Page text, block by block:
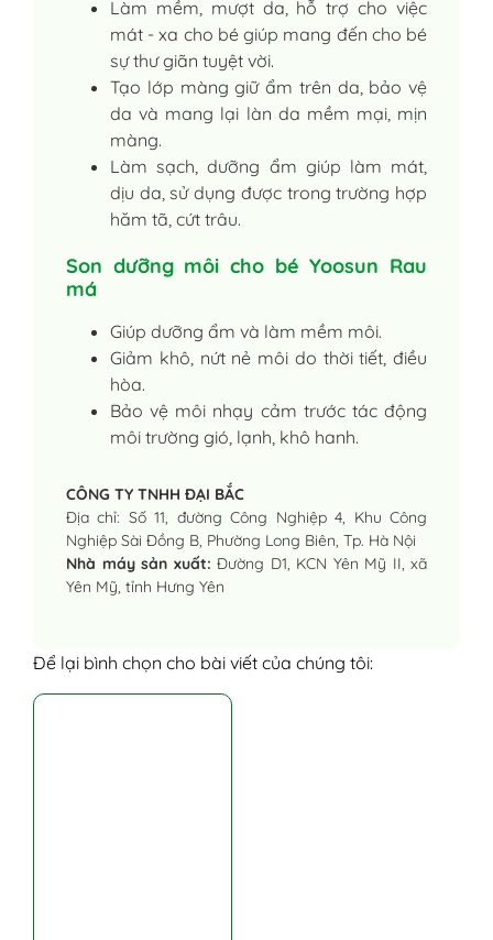
Làm mềm, mượt da, hỗ trợ cho việc
mát - xa cho bé giúp mang đến cho bé
sự thư giãn tuyệt vời.
Tạo lớp màng giữ ẩm trên da, bảo vệ
da và mang lại làn da mềm mại, mịn
màng.
Làm sạch, dưỡng ẩm giúp làm mát,
dịu da, sử dụng được trong trường hợp
hăm tã, cứt trâu.
Son dưỡng môi cho bé Yoosun Rau
má
Giúp dưỡng ẩm và làm mềm môi.
Giảm khô, nứt nẻ môi do thời tiết, điều
hòa.
Bảo vệ môi nhạy cảm trước tác động
môi trường gió, lạnh, khô hanh.
CÔNG TY TNHH ĐẠI BẮC
Địa chỉ: Số 11, đường Công Nghiệp 4, Khu Công
Nghiệp Sài Đồng B, Phường Long Biên, Tp. Hà Nội
Nhà máy sản xuất: Đường D1, KCN Yên Mỹ II, xã
Yên Mỹ, tỉnh Hưng Yên
Để lại bình chọn cho bài viết của chúng tôi: